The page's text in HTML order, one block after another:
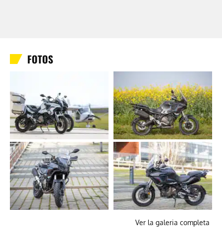
FOTOS
Ver la galeria completa